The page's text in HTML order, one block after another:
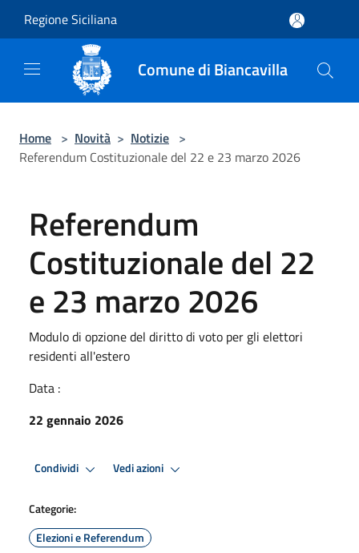
Regione Siciliana
Comune di Biancavilla
Home > Novità > Notizie >
Referendum Costituzionale del 22 e 23 marzo 2026
Referendum
Costituzionale del 22
e 23 marzo 2026
Modulo di opzione del diritto di voto per gli elettori
residenti all'estero
Data :
22 gennaio 2026
Condividi Vedi azioni
Categorie:
Elezioni e Referendum